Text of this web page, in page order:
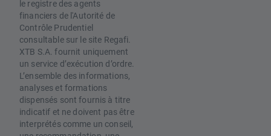
le registre des agents
financiers de l'Autorité de
Contrôle Prudentiel
consultable sur le site Regafi.
XTB S.A. fournit uniquement
un service d’exécution d’ordre.
L’ensemble des informations,
analyses et formations
dispensés sont fournis à titre
indicatif et ne doivent pas être
interprétés comme un conseil,